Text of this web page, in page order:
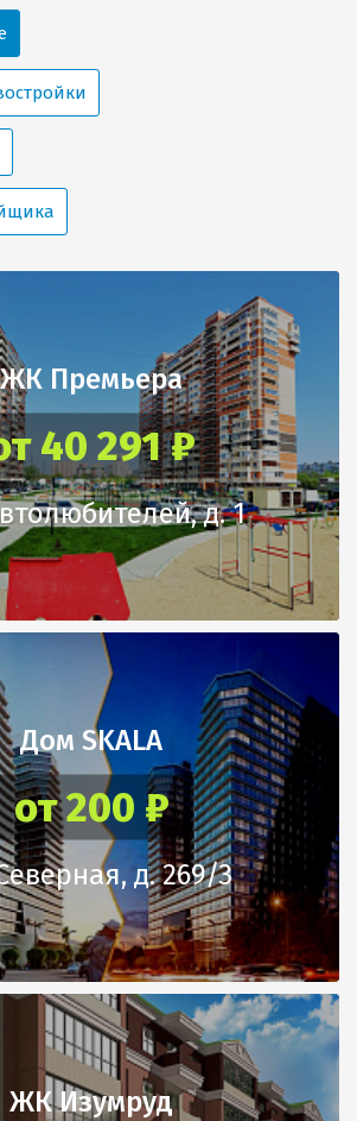
ЖК Премьера
40 291 ₽
д. 1
Дом SKALA
от 200 ₽
д. 269/3
ЖК Изумруд